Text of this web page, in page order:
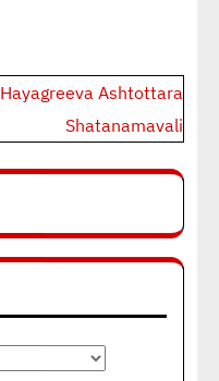
Hayagreeva Ashtottara
Shatanamavali